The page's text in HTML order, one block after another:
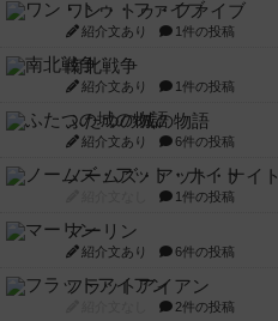
ワン・トゥ・ファイブ
紹介文あり 1件の投稿
南北戦争
紹介文あり 1件の投稿
ふたつの城の物語
紹介文あり 6件の投稿
ノームズ・アット・ナイト
1件の投稿
マーリン
紹介文あり 6件の投稿
フラットアイアン
2件の投稿